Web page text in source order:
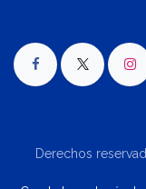
Derechos